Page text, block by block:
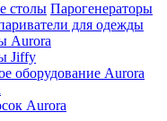
столы Парогенераторы
для одежды
Aurora
Jiffy
оборудование Aurora
Aurora